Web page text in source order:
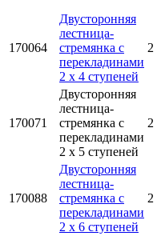
170064
Двусторонняя
лестница-
стремянка с
перекладинами
2 x 4 ступеней
2
170071
Двусторонняя
лестница-
стремянка с
перекладинами
2 x 5 ступеней
2
170088
Двусторонняя
лестница-
стремянка с
перекладинами
2 x 6 ступеней
2